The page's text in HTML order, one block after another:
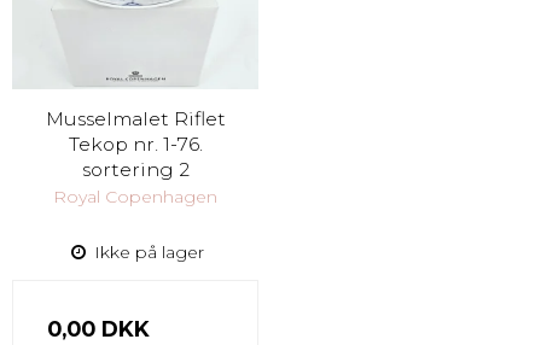
Musselmalet Riflet
Tekop nr. 1-76.
sortering 2
Royal Copenhagen
Ikke på lager
0,00 DKK